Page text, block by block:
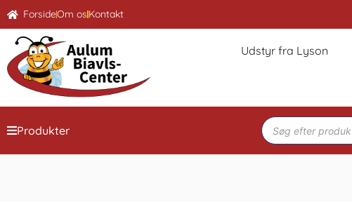
ForsideOm osKontakt
Udstyr fra Lyson
Produkter